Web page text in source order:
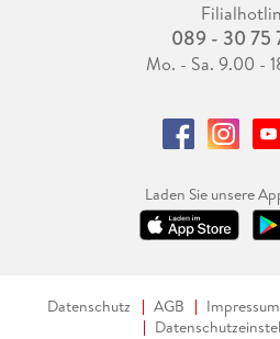
089 - 30 75
Mo. - Sa. 9.00 -
Laden Sie unsere
Datenschutz AGB Impressum